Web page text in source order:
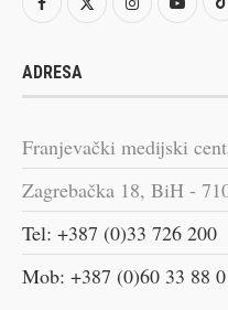
ADRESA
Franjevački medijski
Zagrebačka 18, BiH -
Tel: +387 (0)33 726 200
Mob: +387 (0)60 33 88